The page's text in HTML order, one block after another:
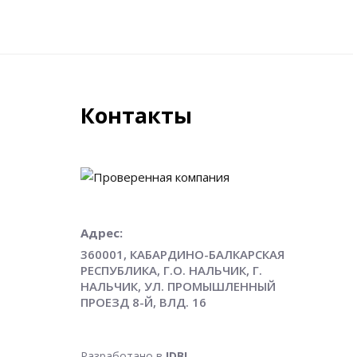
Контакты
Адрес:
360001, КАБАРДИНО-БАЛКАРСКАЯ
РЕСПУБЛИКА, Г.О. НАЛЬЧИК, Г.
НАЛЬЧИК, УЛ. ПРОМЫШЛЕННЫЙ
ПРОЕЗД 8-Й, ВЛД. 16